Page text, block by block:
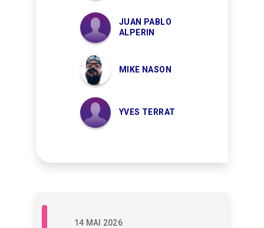
JUAN PABLO
ALPERIN
MIKE NASON
YVES TERRAT
14 MAI 2026